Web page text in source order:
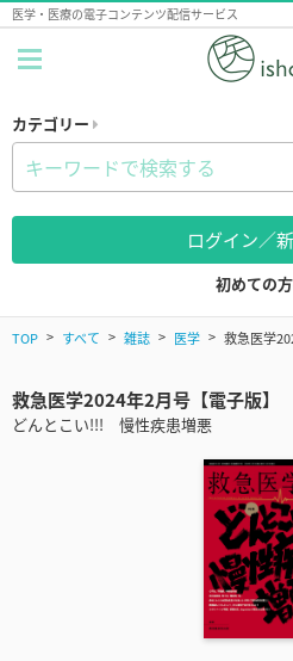
医学・医療の電子コンテンツ配信サービス
カテゴリー
ログイン／
初めての
TOP すべて 雑誌 医学 救急医学
救急医学2024年2月号【電子版】
どんとこい!!! 慢性疾患増悪